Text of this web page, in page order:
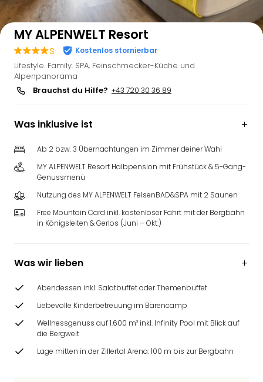
Auf der Karte anzeigen
MY ALPENWELT Resort
s Kostenlos stornierbar
Lifestyle. Family. SPA, Feinschmecker-Küche und
Alpenpanorama
Brauchst du Hilfe? +43 720 30 36 89
Was inklusive ist
Ab 2 bzw. 3 Übernachtungen im Zimmer deiner Wahl
MY ALPENWELT Resort Halbpension mit Frühstück & 5-Gang-
Genussmenü
Nutzung des MY ALPENWELT FelsenBAD&SPA mit 2 Saunen
Free Mountain Card inkl. kostenloser Fahrt mit der Bergbahn
in Königsleiten & Gerlos (Juni – Okt.)
Was wir lieben
Abendessen inkl. Salatbuffet oder Themenbuffet
Liebevolle Kinderbetreuung im Bärencamp
Wellnessgenuss auf 1.600 m² inkl. Infinity Pool mit Blick auf
die Bergwelt
Lage mitten in der Zillertal Arena: 100 m bis zur Bergbahn